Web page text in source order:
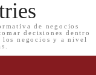
de negocios
decisiones dentro
los negocios y a nivel